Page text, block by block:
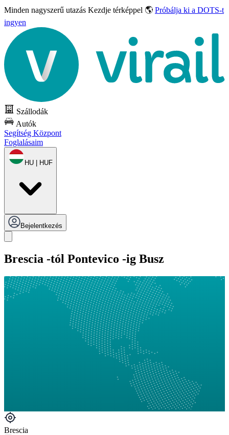
Minden nagyszerű utazás Kezdje térképpel 🌎 Próbálja ki a DOTS-t
ingyen
Szállodák
Autók
Segítség Központ
Foglalásaim
HU | HUF
Bejelentkezés
Brescia -tól Pontevico -ig Busz
Brescia